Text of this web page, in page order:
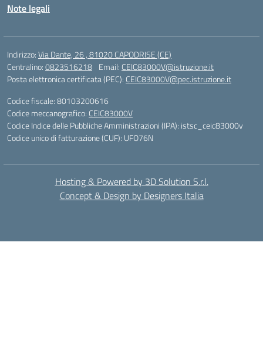
Note legali
Indirizzo:Via Dante, 26 , 81020 CAPODRISE (CE)
Centralino:0823516218 Email: CEIC83000V@istruzione.it
Posta elettronica certificata (PEC): CEIC83000V@pec.istruzione.it
Codice fiscale: 80103200616
Codice meccanografico: CEIC83000V
Codice Indice delle Pubbliche Amministrazioni (IPA): istsc_ceic83000v
Codice unico di fatturazione (CUF): UFO76N
Hosting & Powered by 3D Solution S.r.l.
Concept & Design by Designers Italia